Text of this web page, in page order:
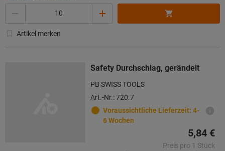
Artikel merken
Safety Durchschlag, gerändelt
PB SWISS TOOLS
Art.-Nr.: 720.7
Voraussichtliche Lieferzeit: 4-
6 Wochen
5,84 €
Preis pro 1 Stück